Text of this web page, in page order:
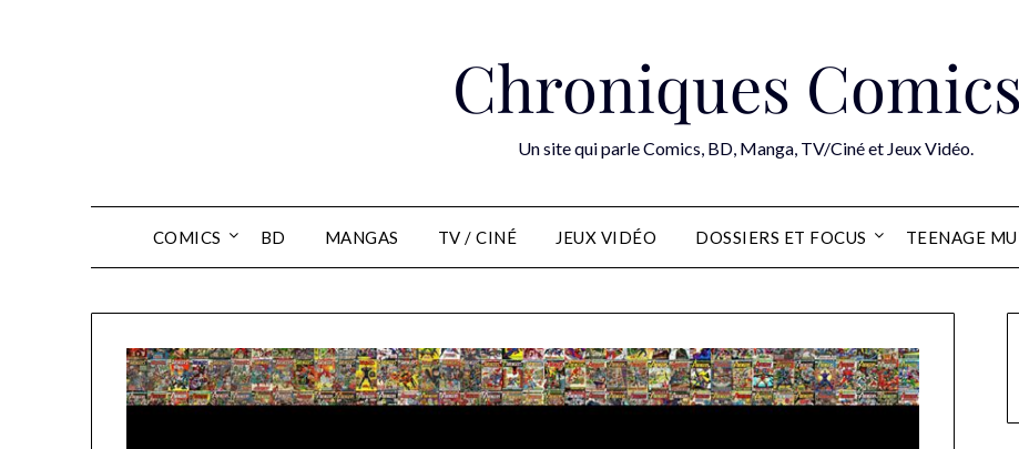
Chroniques
Un site qui parle Comics, BD, Manga, TV/Ciné et Jeux Vidéo.
COMICS BD MANGAS TV / CINÉ JEUX VIDÉO DOSSIERS ET FOCUS TEENAGE